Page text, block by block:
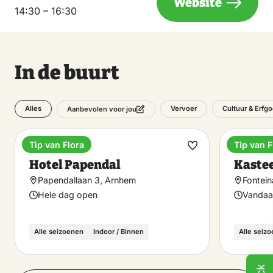
14:30 – 16:30
In de buurt
Alles Aanbevolen voor jou Vervoer Cultuur &
Hotel
Hotel Papendal
Papendallaan 3, Arnhem
Hele dag open
Alle seizoenen Indoor / Binnen
Tip van Flora
Maak
Alle
Tip van